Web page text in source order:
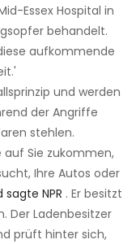
Essex Hospital in
behandelt.
aufkommende
und werden
der Angriffe
stehlen.
auf Sie zukommen,
Ihre Autos oder
sagte NPR . Er besitzt
Der Ladenbesitzer
prüft hinter sich,